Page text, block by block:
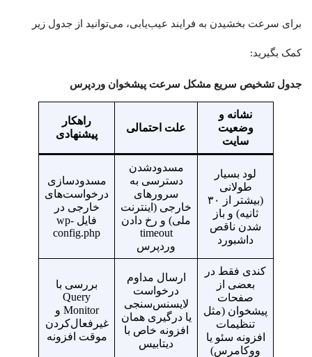
برای سرعت بخشیدن به فرایند عیب‌یابی، می‌توانید از جدول زیر
کمک بگیرید:
جدول تشخیص سریع مشکل سرعت پیشخوان وردپرس
نشانه و
وضعیت
سایت
علت احتمالی
راهکار
پیشنهادی
لود بسیار
طولانی
(بیشتر از ۳۰
ثانیه) و باز
شدن ناقص
داشبورد
مسدودشدن
دسترسی به
سرورهای
خارجی (اینترنت
ملی) و رخ دادن
timeout
وردپرس
مسدودسازی
درخواست‌های
خارجی در
فایل wp-
config.php
کندی فقط در
بعضی از
صفحات
پیشخوان (مثل
تنظیمات
افزونه سئو یا
ووکامرس)
ارسال مداوم
درخواست
لایسنس‌سنجی
یا درگیری همان
افزونه خاص با
دیتابیس
بررسی با
Query
Monitor و
غیرفعال‌کردن
موقت افزونه